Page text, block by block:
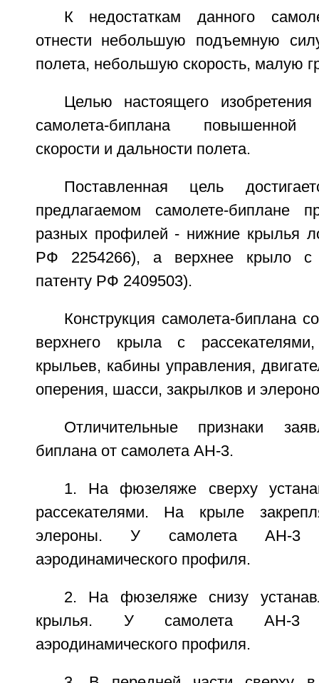
К недостаткам данного
отнести небольшую подъемную
полета, небольшую скорость, малую
Целью настоящего
самолета-биплана повышенной
скорости и дальности полета.
Поставленная цель
предлагаемом самолете-биплане
разных профилей - нижние крылья
РФ 2254266), а верхнее крыло с
патенту РФ 2409503).
Конструкция самолета-биплана
верхнего крыла с
крыльев, кабины управления,
оперения, шасси, закрылков и
Отличительные признаки
биплана от самолета АН-3.
1. На фюзеляже сверху
рассекателями. На крыле
элероны. У самолета АН-3
аэродинамического профиля.
2. На фюзеляже снизу
крылья. У самолета АН-3
аэродинамического профиля.